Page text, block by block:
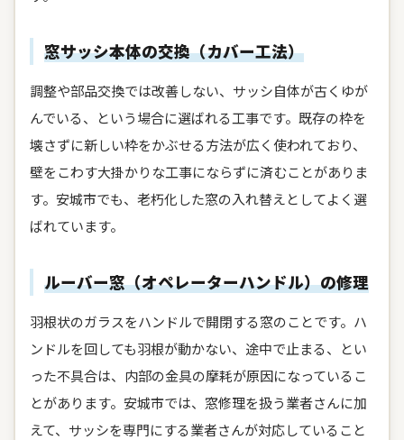
窓サッシ本体の交換（カバー工法）
調整や部品交換では改善しない、サッシ自体が古くゆが
んでいる、という場合に選ばれる工事です。既存の枠を
壊さずに新しい枠をかぶせる方法が広く使われており、
壁をこわす大掛かりな工事にならずに済むことがありま
す。安城市でも、老朽化した窓の入れ替えとしてよく選
ばれています。
ルーバー窓（オペレーターハンドル）の修理
羽根状のガラスをハンドルで開閉する窓のことです。ハ
ンドルを回しても羽根が動かない、途中で止まる、とい
った不具合は、内部の金具の摩耗が原因になっているこ
とがあります。安城市では、窓修理を扱う業者さんに加
えて、サッシを専門にする業者さんが対応していること